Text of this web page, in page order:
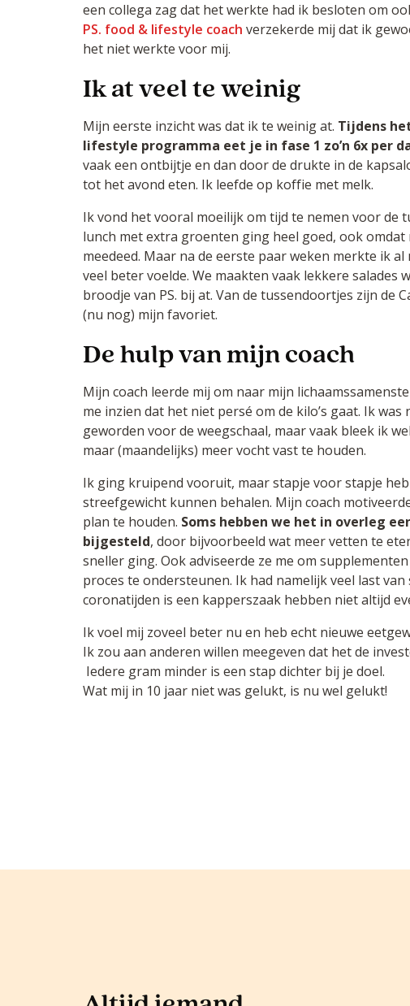
een collega zag dat het werkte had ik besloten om
PS. food & lifestyle coach verzekerde mij dat ik
het niet werkte voor mij.
Ik at veel te weinig
Mijn eerste inzicht was dat ik te weinig at. Tijdens
lifestyle programma eet je in fase 1 zo’n 6x per
vaak een ontbijtje en dan door de drukte in de
tot het avond eten. Ik leefde op koffie met melk.
Ik vond het vooral moeilijk om tijd te nemen voor de
lunch met extra groenten ging heel goed, ook omdat
meedeed. Maar na de eerste paar weken merkte ik al
veel beter voelde. We maakten vaak lekkere salades
broodje van PS. bij at. Van de tussendoortjes zijn de
(nu nog) mijn favoriet.
De hulp van mijn coach
Mijn coach leerde mij om naar mijn
me inzien dat het niet persé om de kilo’s gaat. Ik
geworden voor de weegschaal, maar vaak bleek ik
maar (maandelijks) meer vocht vast te houden.
Ik ging kruipend vooruit, maar stapje voor stapje
streefgewicht kunnen behalen. Mijn coach
plan te houden. Soms hebben we het in overleg
bijgesteld, door bijvoorbeeld wat meer vetten te
sneller ging. Ook adviseerde ze me om
proces te ondersteunen. Ik had namelijk veel last
coronatijden is een kapperszaak hebben niet altijd
Ik voel mij zoveel beter nu en heb echt nieuwe
Ik zou aan anderen willen meegeven dat het de
Iedere gram minder is een stap dichter bij je doel.
Wat mij in 10 jaar niet was gelukt, is nu wel gelukt!